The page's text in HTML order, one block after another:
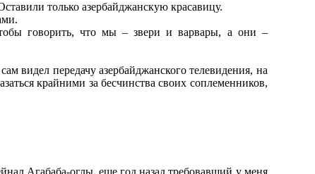
только азербайджанскую красавицу.
говорить, что мы – звери и варвары, а они –
видел передачу азербайджанского телевидения, на
крайними за бесчинства своих соплеменников,